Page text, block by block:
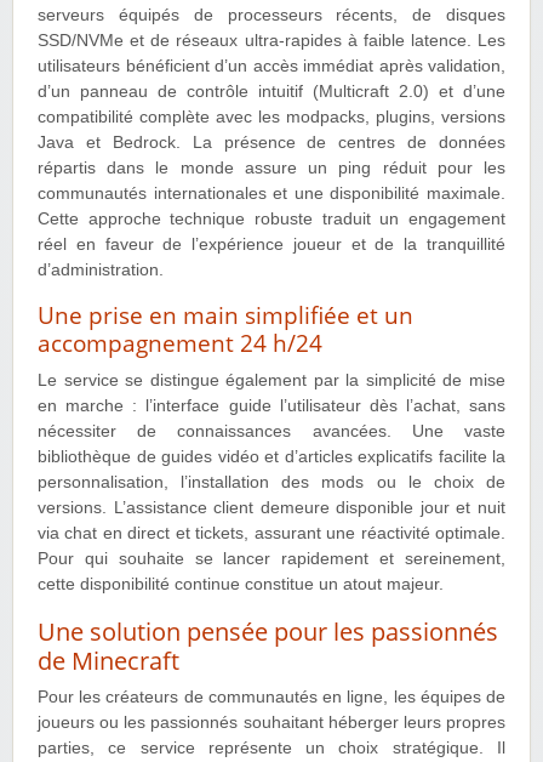
serveurs équipés de processeurs récents, de disques
SSD/NVMe et de réseaux ultra-rapides à faible latence. Les
utilisateurs bénéficient d’un accès immédiat après validation,
d’un panneau de contrôle intuitif (Multicraft 2.0) et d’une
compatibilité complète avec les modpacks, plugins, versions
Java et Bedrock. La présence de centres de données
répartis dans le monde assure un ping réduit pour les
communautés internationales et une disponibilité maximale.
Cette approche technique robuste traduit un engagement
réel en faveur de l’expérience joueur et de la tranquillité
d’administration.
Une prise en main simplifiée et un
accompagnement 24 h/24
Le service se distingue également par la simplicité de mise
en marche : l’interface guide l’utilisateur dès l’achat, sans
nécessiter de connaissances avancées. Une vaste
bibliothèque de guides vidéo et d’articles explicatifs facilite la
personnalisation, l’installation des mods ou le choix de
versions. L’assistance client demeure disponible jour et nuit
via chat en direct et tickets, assurant une réactivité optimale.
Pour qui souhaite se lancer rapidement et sereinement,
cette disponibilité continue constitue un atout majeur.
Une solution pensée pour les passionnés
de Minecraft
Pour les créateurs de communautés en ligne, les équipes de
joueurs ou les passionnés souhaitant héberger leurs propres
parties, ce service représente un choix stratégique. Il